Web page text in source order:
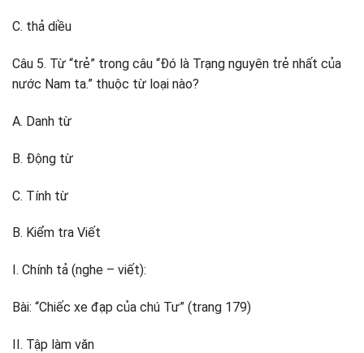
C. thả diều
Câu 5. Từ “trẻ” trong câu “Đó là Trạng nguyên trẻ nhất của
nước Nam ta.” thuộc từ loại nào?
A. Danh từ
B. Động từ
C. Tính từ
B. Kiểm tra Viết
I. Chính tả (nghe – viết):
Bài: “Chiếc xe đạp của chú Tư” (trang 179)
II. Tập làm văn